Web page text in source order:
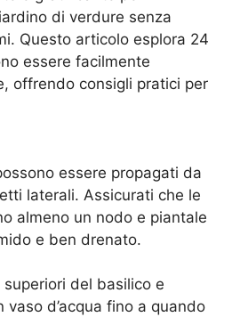
di verdure senza
Questo articolo esplora 24
essere facilmente
offrendo consigli pratici per
essere propagati da
laterali. Assicurati che le
almeno un nodo e piantale
e ben drenato.
superiori del basilico e
vaso d’acqua fino a quando